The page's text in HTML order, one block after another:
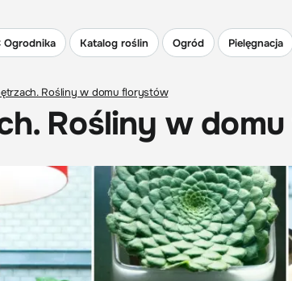
Ogrodnika Katalog roślin Ogród Pielęgnacja
Rośliny w domu florystów
Rośliny w